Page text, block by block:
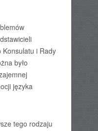
Konsulatu i Rady
było
języka
tego rodzaju